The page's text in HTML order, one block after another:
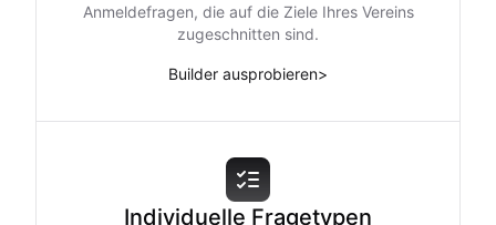
Anmeldefragen, die auf die Ziele Ihres Vereins
zugeschnitten sind.
Builder ausprobieren>
Individuelle Fragetypen